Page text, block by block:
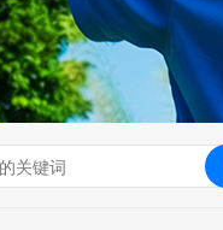
无人机工程创新实训